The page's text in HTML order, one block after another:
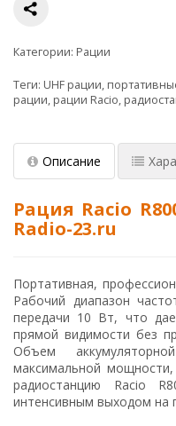
Категории: Рации
Теги: UHF рации,
рации, рации Racio,
Описание
Рация Racio
Radio-23.ru
Портативная,
Рабочий диапазон
передачи 10 Вт, что
прямой видимости без
Объем
максимальной
радиостанцию Racio
интенсивным выходом на